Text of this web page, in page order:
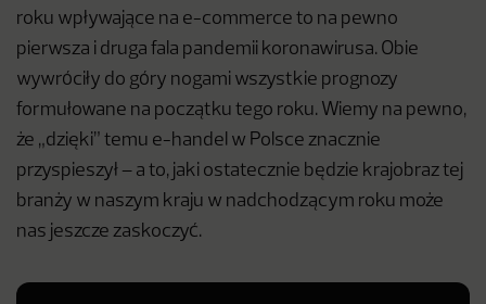
roku wpływające na e-commerce to na pewno
pierwsza i druga fala pandemii koronawirusa. Obie
wywróciły do góry nogami wszystkie prognozy
formułowane na początku tego roku. Wiemy na pewno,
że „dzięki” temu e-handel w Polsce znacznie
przyspieszył – a to, jaki ostatecznie będzie krajobraz tej
branży w naszym kraju w nadchodzącym roku może
nas jeszcze zaskoczyć.